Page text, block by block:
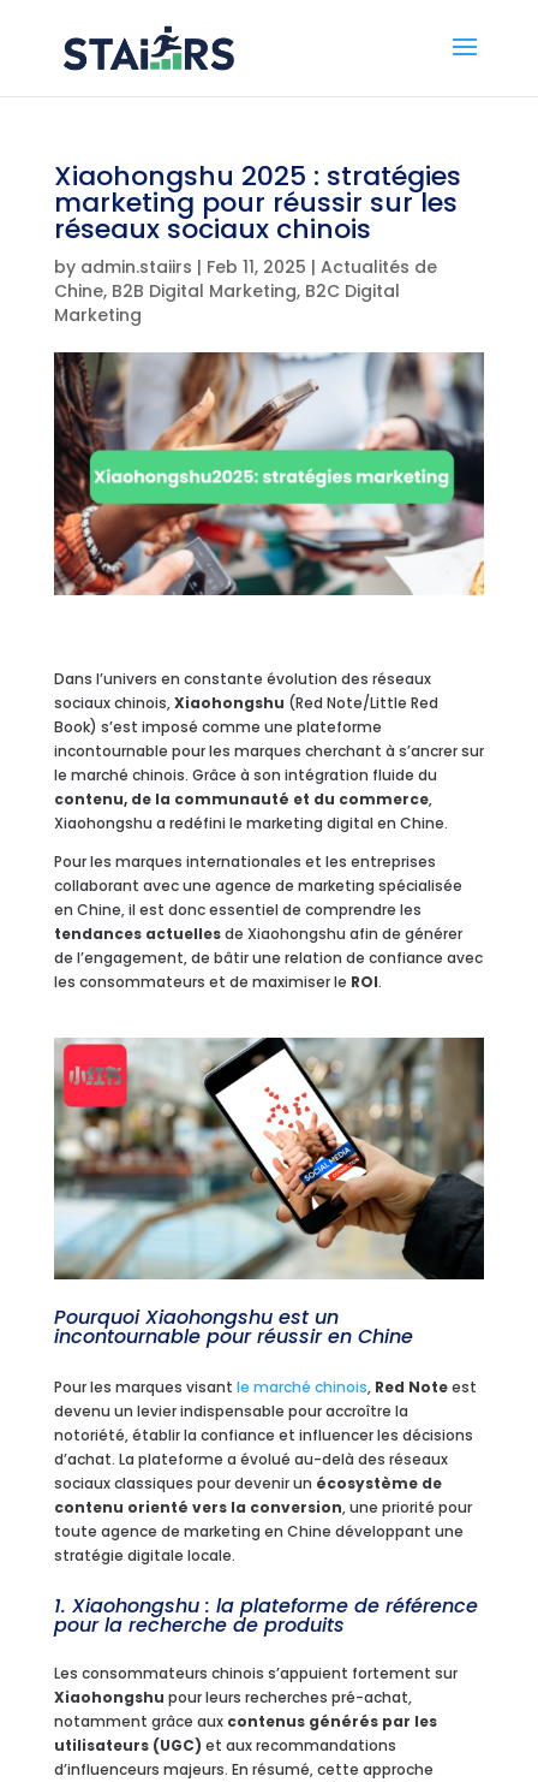
Xiaohongshu 2025 : stratégies
marketing pour réussir sur les
réseaux sociaux chinois
by admin.staiirs | Feb 11, 2025 | Actualités de
Chine, B2B Digital Marketing, B2C Digital
Marketing
Dans l’univers en constante évolution des réseaux
sociaux chinois,Xiaohongshu (Red Note/Little Red
Book) s’est imposé comme une plateforme
incontournable pour les marques cherchant à s’ancrer sur
le marché chinois. Grâce à son intégration fluide du
contenu, de la communauté et du commerce,
Xiaohongshu a redéfini le marketing digital en Chine.
Pour les marques internationales et les entreprises
collaborant avec une agence de marketing spécialisée
en Chine, il est donc essentiel de comprendre les
tendances actuellesde Xiaohongshu afin de générer
de l’engagement, de bâtir une relation de confiance avec
les consommateurs et de maximiser le ROI.
Pourquoi Xiaohongshu est un
incontournable pour réussir en Chine
Pour les marques visant le marché chinois, Red Noteest
devenu un levier indispensable pour accroître la
notoriété, établir la confiance et influencer les décisions
d’achat. La plateforme a évolué au-delà des réseaux
sociaux classiques pour devenir un écosystème de
contenu orienté vers la conversion, une priorité pour
toute agence de marketing en Chine développant une
stratégie digitale locale.
1. Xiaohongshu : la plateforme de référence
pour la recherche de produits
Les consommateurs chinois s’appuient fortement sur
Xiaohongshu pour leurs recherches pré-achat,
notamment grâce aux contenus générés par les
utilisateurs (UGC) et aux recommandations
d’influenceurs majeurs. En résumé, cette approche